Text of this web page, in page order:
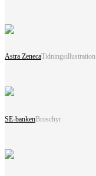
Astra ZenecaTidningsillustration
SE-bankenBroschyr